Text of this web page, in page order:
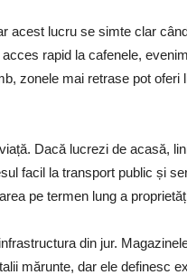
acest lucru se simte clar
rapid la cafenele,
zonele mai retrase pot
Dacă lucrezi de acasă,
facil la transport public și
pe termen lung a
din jur.
mărunte, dar ele definesc